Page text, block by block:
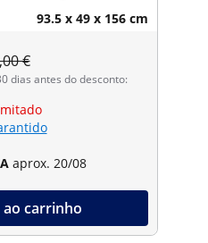
93.5 x 49 x 156 cm
€
dias antes do desconto:
aprox. 20/08
carrinho